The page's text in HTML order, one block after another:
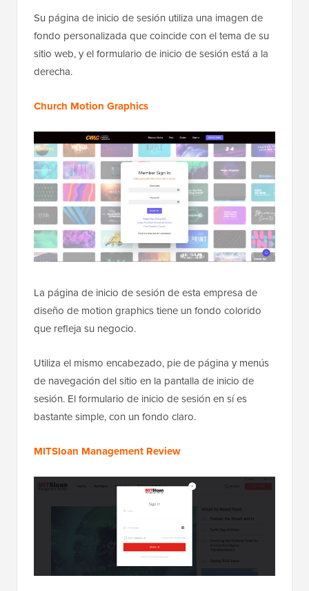
Su página de inicio de sesión utiliza una imagen de
fondo personalizada que coincide con el tema de su
sitio web, y el formulario de inicio de sesión está a la
derecha.
Church Motion Graphics
La página de inicio de sesión de esta empresa de
diseño de motion graphics tiene un fondo colorido
que refleja su negocio.
Utiliza el mismo encabezado, pie de página y menús
de navegación del sitio en la pantalla de inicio de
sesión. El formulario de inicio de sesión en sí es
bastante simple, con un fondo claro.
MITSloan Management Review